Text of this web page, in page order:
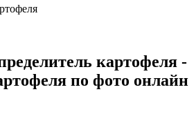
картофеля -
по фото онлайн